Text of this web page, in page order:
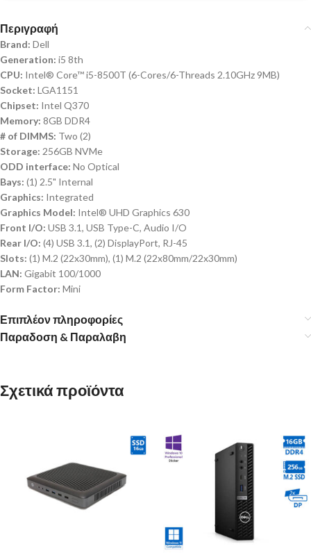
Περιγραφή
Brand: Dell
Generation: i5 8th
CPU: Intel® Core™ i5-8500T (6-Cores/6-Threads 2.10GHz 9MB)
Socket: LGA1151
Chipset: Intel Q370
Memory: 8GB DDR4
# of DIMMS: Two (2)
Storage: 256GB NVMe
ODD interface: No Optical
Bays: (1) 2.5" Internal
Graphics: Integrated
Graphics Model: Intel® UHD Graphics 630
Front I/O: USB 3.1, USB Type-C, Audio I/O
Rear I/O: (4) USB 3.1, (2) DisplayPort, RJ-45
Slots: (1) M.2 (22x30mm), (1) M.2 (22x80mm/22x30mm)
LAN: Gigabit 100/1000
Form Factor: Mini
Επιπλέον πληροφορίες
Παραδοση & Παραλαβη
Σχετικά προϊόντα